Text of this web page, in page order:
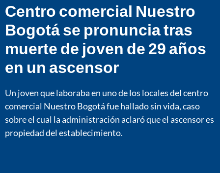
Centro comercial Nuestro
Bogotá se pronuncia tras
muerte de joven de 29 años
en un ascensor
Un joven que laboraba en uno de los locales del centro
comercial Nuestro Bogotá fue hallado sin vida, caso
sobre el cual la administración aclaró que el ascensor es
propiedad del establecimiento.